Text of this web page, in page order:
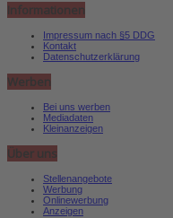
Informationen
Impressum nach §5 DDG
Kontakt
Datenschutzerklärung
Werben
Bei uns werben
Mediadaten
Kleinanzeigen
Über uns
Stellenangebote
Werbung
Onlinewerbung
Anzeigen